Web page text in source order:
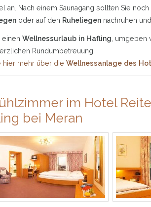
an. Nach einem Saunagang sollten Sie
oder auf den Ruheliegen nachruhen
einen Wellnessurlaub in Hafling ,
Rundumbetreuung.
hier mehr über die Wellnessanlage des
im Hotel
bei Meran